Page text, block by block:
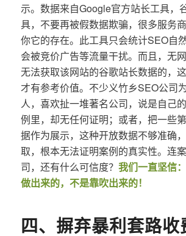
示。数据来自Google官方站长工具，
具，不要再被假数据欺骗，很多服务
你它的存在。此工具只会统计SEO自
会被竞价广告等流量干扰。而且，无
无法获取该网站的谷歌站长数据的，
才有参考价值。不少义竹乡SEO公司
人，喜欢扯一堆著名公司，说是自己
例里，却无任何证明；或者，把一些
据作为展示，这种开放数据不够准确
取，根本无法证明案例的真实性。连
司，还有什么可信度？ 我们一直坚信
做出来的，不是靠吹出来的！
四、摒弃暴利套路收